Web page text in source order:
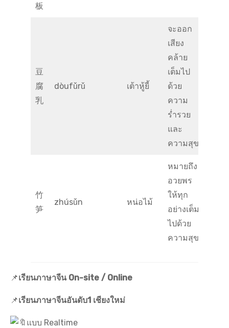
板
豆
腐
乳
dòufǔrǔ เต้าหู้ยี้
จะออก
เสียง
คล้าย
เต็มไป
ด้วย
ความ
ร่ำรวย
และ
ความสุข
竹
笋
zhúsǔn หน่อไม้
หมายถึง
อวยพร
ให้ทุก
อย่างเต็ม
ไปด้วย
ความสุข
📌เรียนภาษาจีน On-site / Online
📌เรียนภาษาจีนอันดับ1 เชียงใหม่
แบบ Realtime